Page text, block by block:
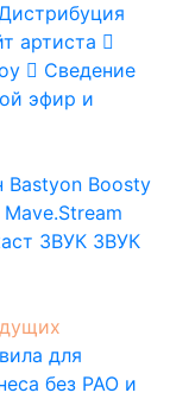
артиста
Сведение
эфир и
Bastyon Boosty
Mave.Stream
ЗВУК ЗВУК
для
без РАО и